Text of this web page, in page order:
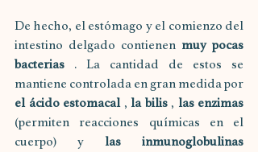
De hecho, el estómago y el comienzo del
intestino delgado contienen muy pocas
bacterias . La cantidad de estos se
el ácido estomacal , la bilis , las enzimas
(permiten reacciones químicas en el
cuerpo) y las inmunoglobulinas